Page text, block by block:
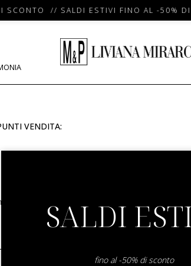
// SALDI ESTIVI FINO AL -50%
VENDITA:
SALDI
fino al -50% di sconto